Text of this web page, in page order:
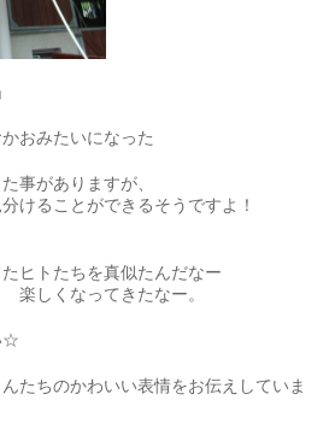
みたいになった
事がありますが、
けることができるそうですよ！
ヒトたちを真似たんだなー
くなってきたなー。
☆
ちのかわいい表情をお伝えしていま